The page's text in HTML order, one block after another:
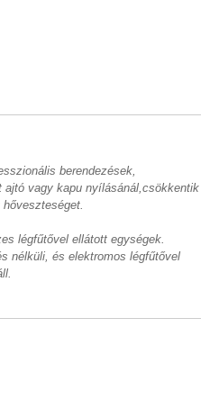
berendezések,
ajtó vagy kapu nyílásánál,csökkentik
légfűtővel ellátott egységek.
nélküli, és elektromos légfűtővel